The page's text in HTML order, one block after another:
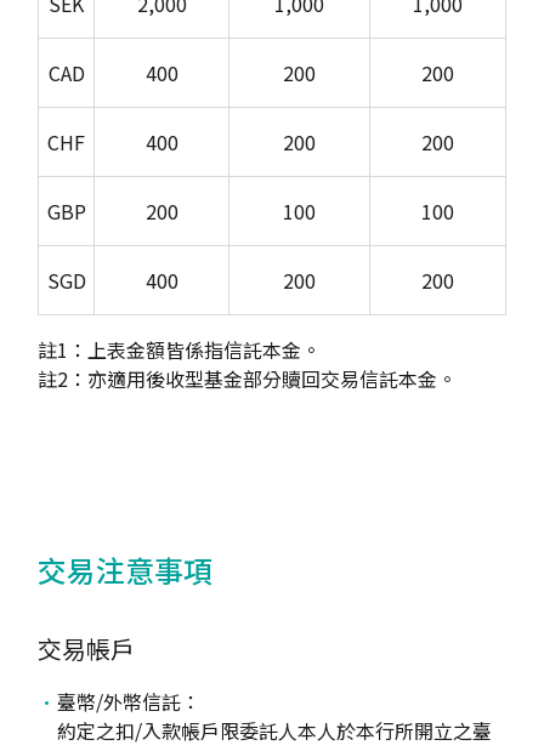
CAD 400 200 200
CHF 400 200 200
GBP 200 100 100
SGD 400 200 200
註1：上表金額皆係指信託本金。
註2：亦適用後收型基金部分贖回交易信託本金。
交易注意事項
交易帳戶
臺幣/外幣信託：
約定之扣/入款帳戶限委託人本人於本行所開立之臺